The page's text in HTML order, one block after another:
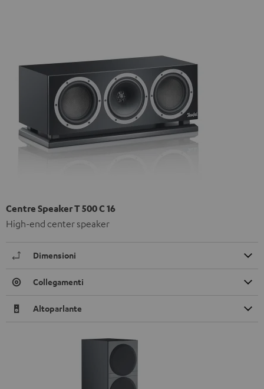
Centre Speaker T 500 C 16
High-end center speaker
Dimensioni
Collegamenti
Altoparlante